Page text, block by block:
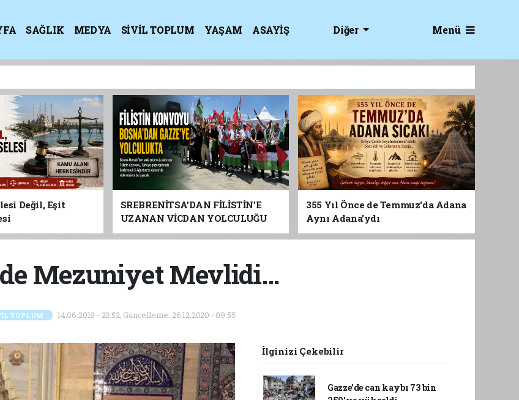
SAĞLIK MEDYA SİVİL TOPLUM YAŞAM
ASAYİŞ
Diğer Menü
Değil, Eşit
SREBRENİTSA’DAN FİLİSTİN’E
UZANAN VİCDAN YOLCULUĞU
ADANA’YA GELİYOR
355 Yıl Önce de Temmuz'da Adana
Aynı Adana'ydı
Mezuniyet Mevlidi...
TOPLUM 14.06.2019 - 23:52, Güncelleme: 26.12.2020 - 09:55
İlginizi Çekebilir
Gazze’de can kaybı 73 bin